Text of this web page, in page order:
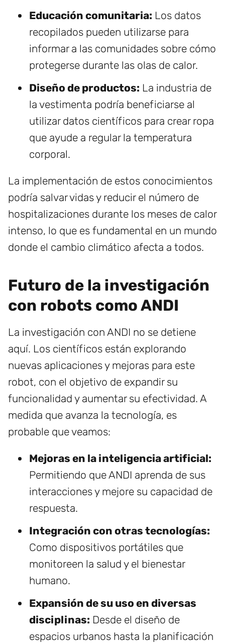
Educación comunitaria: Los datos
recopilados pueden utilizarse para
informar a las comunidades sobre cómo
protegerse durante las olas de calor.
Diseño de productos: La industria de
la vestimenta podría beneficiarse al
utilizar datos científicos para crear ropa
que ayude a regular la temperatura
corporal.
La implementación de estos conocimientos
podría salvar vidas y reducir el número de
hospitalizaciones durante los meses de calor
intenso, lo que es fundamental en un mundo
donde el cambio climático afecta a todos.
Futuro de la investigación
con robots como ANDI
La investigación con ANDI no se detiene
aquí. Los científicos están explorando
nuevas aplicaciones y mejoras para este
robot, con el objetivo de expandir su
funcionalidad y aumentar su efectividad. A
medida que avanza la tecnología, es
probable que veamos:
Mejoras en la inteligencia artificial:
Permitiendo que ANDI aprenda de sus
interacciones y mejore su capacidad de
respuesta.
Integración con otras tecnologías:
Como dispositivos portátiles que
monitoreen la salud y el bienestar
humano.
Expansión de su uso en diversas
disciplinas: Desde el diseño de
espacios urbanos hasta la planificación